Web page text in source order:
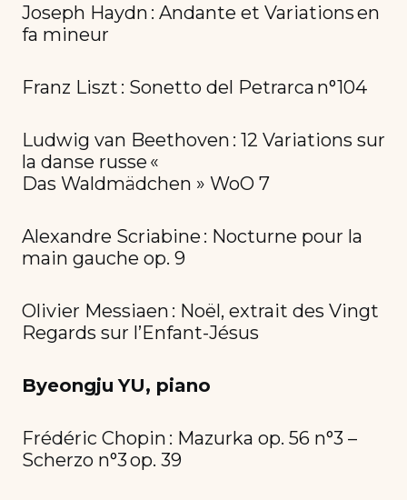
Joseph Haydn : Andante et Variations en
fa mineur
Franz Liszt : Sonetto del Petrarca n°104
Ludwig van Beethoven : 12 Variations sur
la danse russe «
Das Waldmädchen » WoO 7
Alexandre Scriabine : Nocturne pour la
main gauche op. 9
Olivier Messiaen : Noël, extrait des Vingt
Regards sur l’Enfant-Jésus
Byeongju YU, piano
Frédéric Chopin : Mazurka op. 56 n°3 –
Scherzo n°3 op. 39